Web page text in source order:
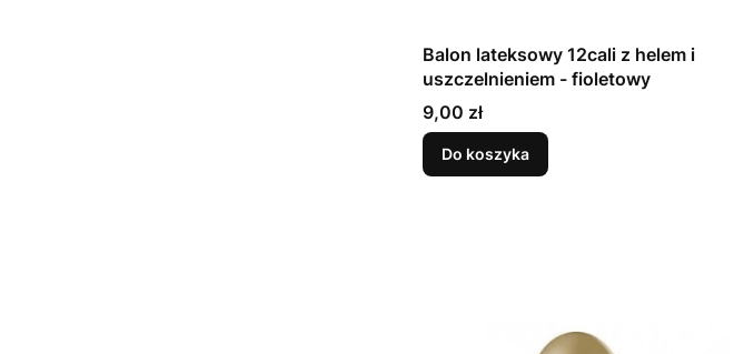
Balon lateksowy 12cali z helem i
uszczelnieniem - fioletowy
Cena
9,00 zł
Do koszyka